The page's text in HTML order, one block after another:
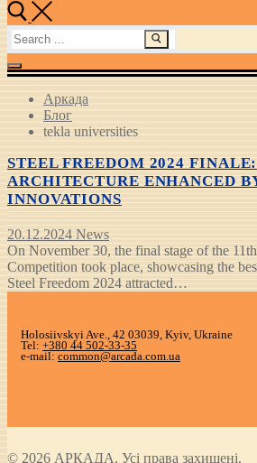
Search
for:
Аркада
Блог
tekla universities
STEEL FREEDOM 2024
ARCHITECTURE ENHANCED
INNOVATIONS
20.12.2024 News
On November 30, the final stage of the
Competition took place, showcasing the
Steel Freedom 2024 attracted…
Holosiivskyi Ave., 42 03039, Kyiv, Ukraine
Tel: +380 44 502-33-35
e-mail: common@arcada.com.ua
© 2026 АРКАДА. Усі права захищені.